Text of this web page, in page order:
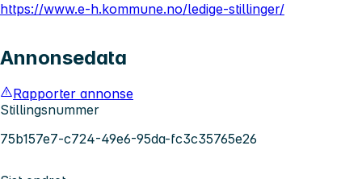
https://www.e-h.kommune.no/ledige-stillinger/
Annonsedata
Rapporter annonse
Stillingsnummer
75b157e7-c724-49e6-95da-fc3c35765e26